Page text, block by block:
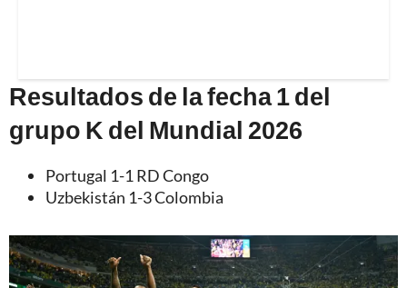
Resultados de la fecha 1 del
grupo K del Mundial 2026
Portugal 1-1 RD Congo
Uzbekistán 1-3 Colombia